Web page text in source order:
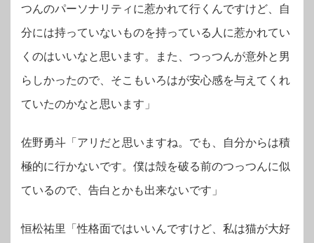
つんのパーソナリティに惹かれて行くんですけど、自
分には持っていないものを持っている人に惹かれてい
くのはいいなと思います。また、つっつんが意外と男
らしかったので、そこもいろはが安心感を与えてくれ
ていたのかなと思います」
佐野勇斗「アリだと思いますね。でも、自分からは積
極的に行かないです。僕は殻を破る前のつっつんに似
ているので、告白とかも出来ないです」
恒松祐里「性格面ではいいんですけど、私は猫が大好